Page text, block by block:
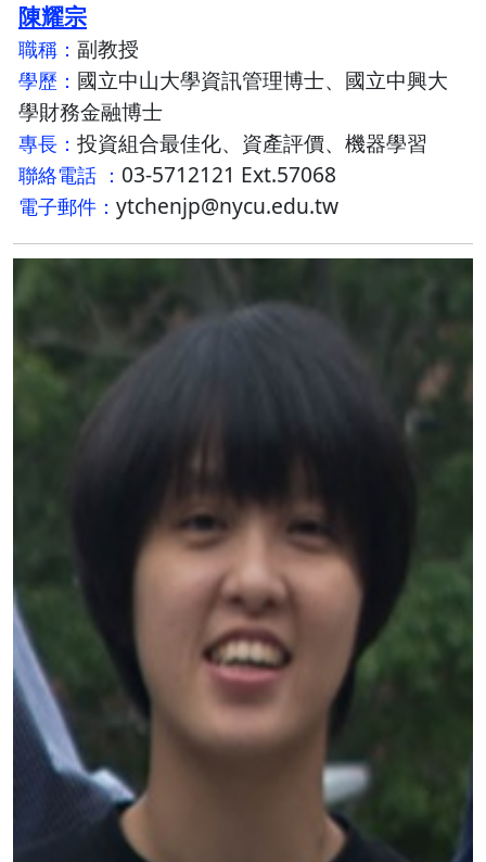
陳耀宗
職稱： 副教授
學歷： 國立中山大學資訊管理博士、國立中興大
學財務金融博士
專長： 投資組合最佳化、資產評價、機器學習
聯絡電話 ： 03-5712121 Ext.57068
電子郵件： ytchenjp@nycu.edu.tw